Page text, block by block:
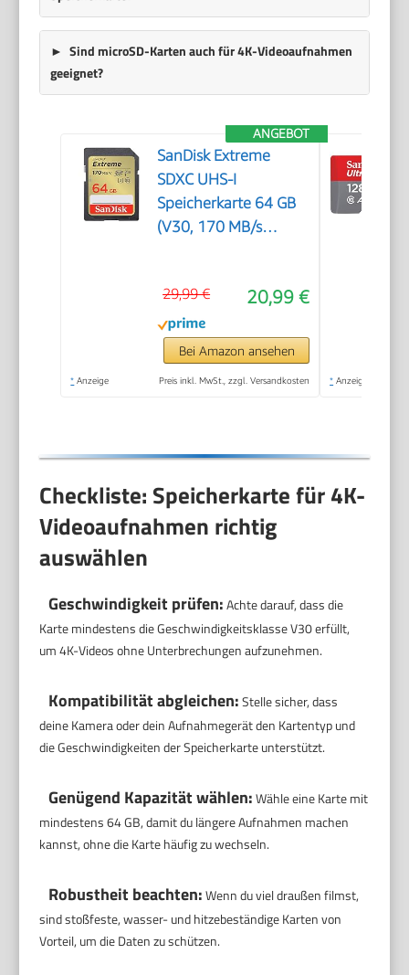
Sind microSD-Karten auch für 4K-Videoaufnahmen
geeignet?
ANGEBOT
SanDisk Extreme
SDXC UHS-I
Speicherkarte 64 GB
(V30, 170 MB/s
QuickFlow-
Technologie,
wasserdicht, stoßfest,
temperaturbeständig)
20,99 €
29,99 €
Bei Amazon ansehen
* Anzeige Preis inkl. MwSt., zzgl. Versandkosten * Anzeige
Checkliste: Speicherkarte für 4K-
Videoaufnahmen richtig
auswählen
Geschwindigkeit prüfen:Achte darauf, dass die
Karte mindestens die Geschwindigkeitsklasse V30 erfüllt,
um 4K-Videos ohne Unterbrechungen aufzunehmen.
Kompatibilität abgleichen:Stelle sicher, dass
deine Kamera oder dein Aufnahmegerät den Kartentyp und
die Geschwindigkeiten der Speicherkarte unterstützt.
Genügend Kapazität wählen:Wähle eine Karte mit
mindestens 64 GB, damit du längere Aufnahmen machen
kannst, ohne die Karte häufig zu wechseln.
Robustheit beachten:Wenn du viel draußen filmst,
sind stoßfeste, wasser- und hitzebeständige Karten von
Vorteil, um die Daten zu schützen.